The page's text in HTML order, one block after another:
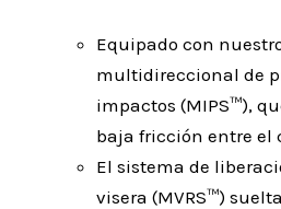
Equipado con
multidireccional de
impactos (MIPS™),
baja fricción entre el
El sistema de
visera (MVRS™)